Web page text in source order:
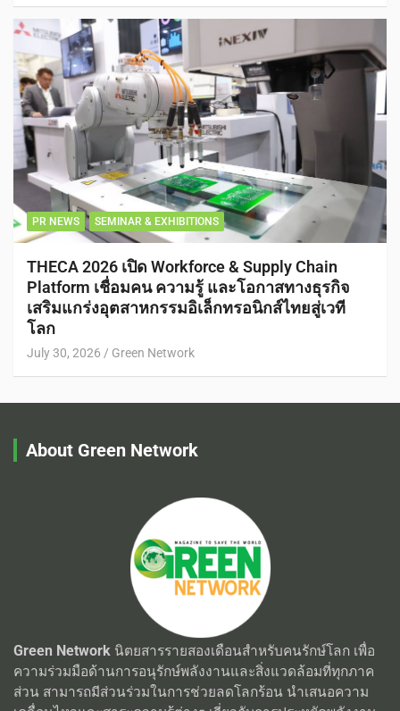
PR NEWS SEMINAR & EXHIBITIONS
THECA 2026 เปิด Workforce & Supply Chain
Platform เชื่อมคน ความรู้ และโอกาสทางธุรกิจ
เสริมแกร่งอุตสาหกรรมอิเล็กทรอนิกส์ไทยสู่เวที
โลก
July 30, 2026 Green Network
About Green Network
Green Network นิตยสารรายสองเดือนสำหรับคนรักษ์โลก เพื่อ
ความร่วมมือด้านการอนุรักษ์พลังงานและสิ่งแวดล้อมที่ทุกภาค
ส่วน สามารถมีส่วนร่วมในการช่วยลดโลกร้อน นำเสนอความ